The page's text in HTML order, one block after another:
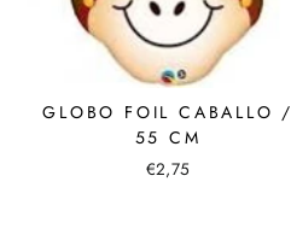
GLOBO FOIL CABALLO /
55 CM
€2,75